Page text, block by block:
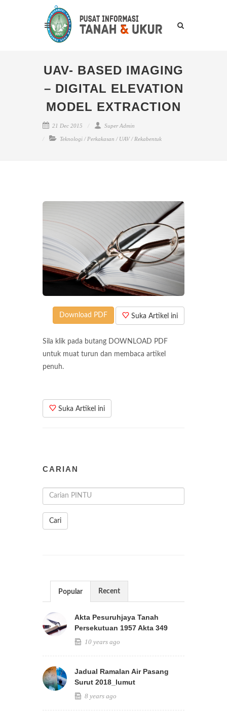
UAV- BASED IMAGING
– DIGITAL ELEVATION
MODEL EXTRACTION
21 Dec 2015 Super Admin
Teknologi / Perkakasan / UAV/ Rekabentuk
Suka Artikel ini
Download PDF
Sila klik pada butang DOWNLOAD PDF
untuk muat turun dan membaca artikel
penuh.
Suka Artikel ini
CARIAN
Cari
Popular Recent
Akta Pesuruhjaya Tanah
Persekutuan 1957 Akta 349
10 years ago
Jadual Ramalan Air Pasang
Surut 2018_lumut
8 years ago